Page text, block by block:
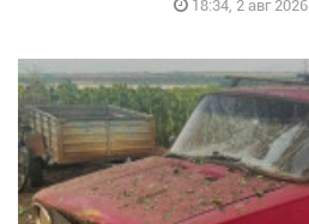
18:34, 2 авг 2026